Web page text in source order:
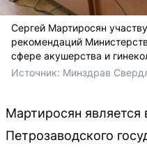
Сергей Мартиросян
рекомендаций
сфере акушерства и
Источник: Минздрав
Мартиросян является
Петрозаводского